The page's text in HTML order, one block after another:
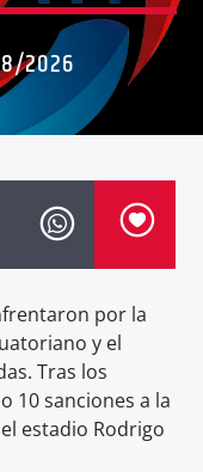
2026
por la
y el
Tras los
10 sanciones a la
estadio Rodrigo